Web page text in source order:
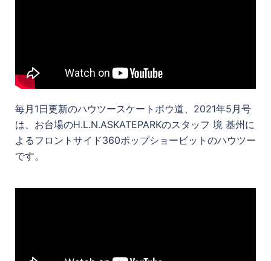
毎月1日更新のハウツースケートボウ道、2021年5月号
は、お台場のH.L.N.ASKATEPARKのスタッフ 境 基州に
よるフロントサイド360ポップショービットのハウツー
です。